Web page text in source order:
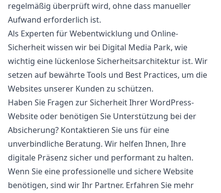
regelmäßig überprüft wird, ohne dass manueller
Aufwand erforderlich ist.
Als Experten für Webentwicklung und Online-
Sicherheit wissen wir bei Digital Media Park, wie
wichtig eine lückenlose Sicherheitsarchitektur ist. Wir
setzen auf bewährte Tools und Best Practices, um die
Websites unserer Kunden zu schützen.
Haben Sie Fragen zur Sicherheit Ihrer WordPress-
Website oder benötigen Sie Unterstützung bei der
Absicherung? Kontaktieren Sie uns für eine
unverbindliche Beratung. Wir helfen Ihnen, Ihre
digitale Präsenz sicher und performant zu halten.
Wenn Sie eine professionelle und sichere Website
benötigen, sind wir Ihr Partner. Erfahren Sie mehr